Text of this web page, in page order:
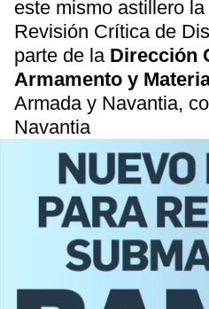
este mismo astillero
Revisión Crítica de
parte de la Dirección
Armamento y
Armada y Navantia,
Navantia